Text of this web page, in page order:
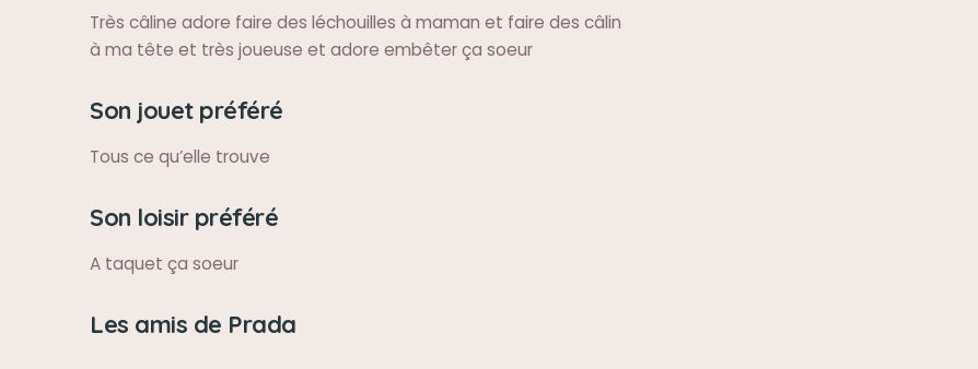
Très câline adore faire des léchouilles à maman et faire des câlin
à ma tête et très joueuse et adore embêter ça soeur
Son jouet préféré
Tous ce qu’elle trouve
Son loisir préféré
A taquet ça soeur
Les amis de Prada